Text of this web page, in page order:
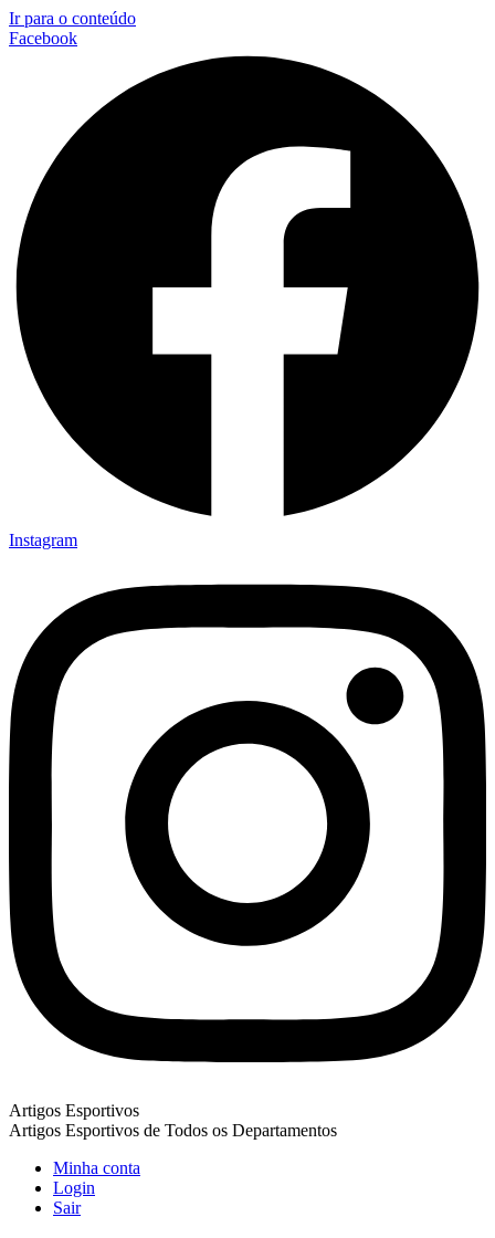
Ir para o conteúdo
Facebook
Instagram
Artigos Esportivos
Artigos Esportivos de Todos os Departamentos
Minha conta
Login
Sair